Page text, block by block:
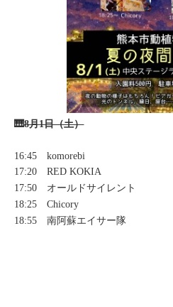
🎹8月1日（土）
16:45 komorebi
17:20 RED KOKIA
17:50 オールドサイレント
18:25 Chicory
18:55 南阿蘇エイサー隊